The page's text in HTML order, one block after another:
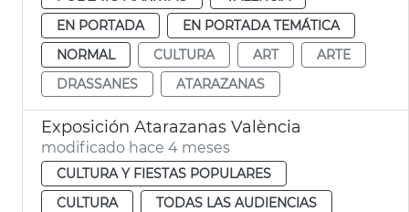
EN PORTADA
EN PORTADA TEMÁTICA
NORMAL
CULTURA ART
ARTE
DRASSANES
ATARAZANAS
Exposición Atarazanas València
modificado hace 4 meses
CULTURA Y FIESTAS POPULARES
CULTURA
TODAS LAS AUDIENCIAS